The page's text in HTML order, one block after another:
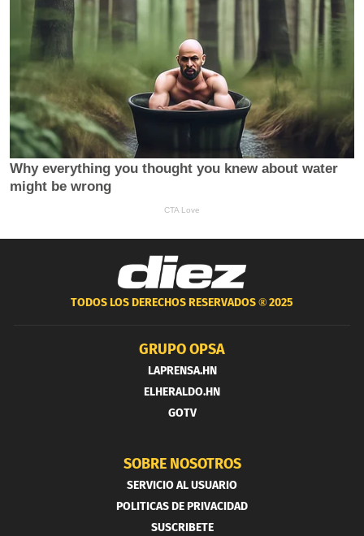
TODOS LOS DERECHOS RESERVADOS ®2025
GRUPO OPSA
LAPRENSA.HN
ELHERALDO.HN
GOTV
SOBRE NOSOTROS
SERVICIO AL USUARIO
POLITICAS DE PRIVACIDAD
SUSCRIBETE